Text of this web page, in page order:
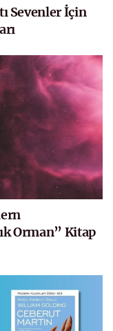
Sevenler İçin
Orman” Kitap